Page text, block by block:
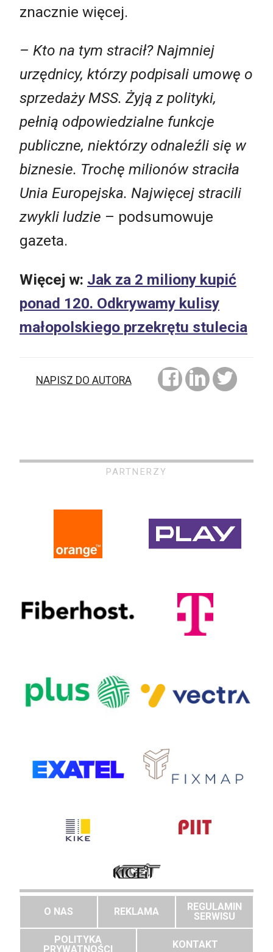
znacznie więcej.
– Kto na tym stracił? Najmniej
urzędnicy, którzy podpisali umowę o
sprzedaży MSS. Żyją z polityki,
pełnią odpowiedzialne funkcje
publiczne, niektórzy odnaleźli się w
biznesie. Trochę milionów straciła
Unia Europejska. Najwięcej stracili
zwykli ludzie – podsumowuje
gazeta.
Więcej w: Jak za 2 miliony kupić
ponad 120. Odkrywamy kulisy
małopolskiego przekrętu stulecia
NAPISZ DO AUTORA
PARTNERZY
O NAS REKLAMA
REGULAMIN
SERWISU
POLITYKA
PRYWATNOŚCI
KONTAKT